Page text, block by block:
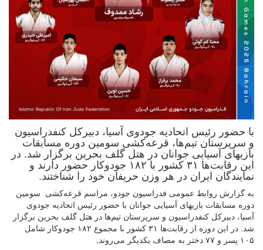
با حضور رئیس اتحادیه جودوی آسیا، دبیرکل کنفدراسیون
و سرپرستان تیم‌ها، قرعه‌کشی سومین دوره مسابقات
بازیهای آسیایی جوانان در هتل گلف بحرین برگزار شد. در
این رقابت‌ها ۳۱ کشور با ۱۸۲ جودوکار حضور دارند و
نمایندگان ایران در هر وزن حریفان خود را شناختند.
به گزارش روابط عمومی فدراسیون جودو، مراسم قرعه‌کشی سومین
دوره مسابقات بازیهای آسیایی جوانان با حضور رئیس اتحادیه جودوی
آسیا، دبیرکل کنفدراسیون و سرپرستان تیم‌ها در هتل گلف بحرین برگزار
شد. در این دوره از رقابت‌ها ۳۱ کشور با مجموع ۱۸۲ جودوکار شامل
۱۰۵ پسر و ۷۷ دختر به مصاف یکدیگر می‌روند.